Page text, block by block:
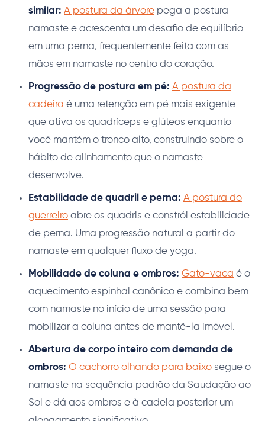
similar: A postura da árvore pega a postura
namaste e acrescenta um desafio de equilíbrio
em uma perna, frequentemente feita com as
mãos em namaste no centro do coração.
Progressão de postura em pé: A postura da
cadeira é uma retenção em pé mais exigente
que ativa os quadríceps e glúteos enquanto
você mantém o tronco alto, construindo sobre o
hábito de alinhamento que o namaste
desenvolve.
Estabilidade de quadril e perna: A postura do
guerreiro abre os quadris e constrói estabilidade
de perna. Uma progressão natural a partir do
namaste em qualquer fluxo de yoga.
Mobilidade de coluna e ombros: Gato-vaca é o
aquecimento espinhal canônico e combina bem
com namaste no início de uma sessão para
mobilizar a coluna antes de mantê-la imóvel.
Abertura de corpo inteiro com demanda de
ombros: O cachorro olhando para baixo segue o
namaste na sequência padrão da Saudação ao
Sol e dá aos ombros e à cadeia posterior um